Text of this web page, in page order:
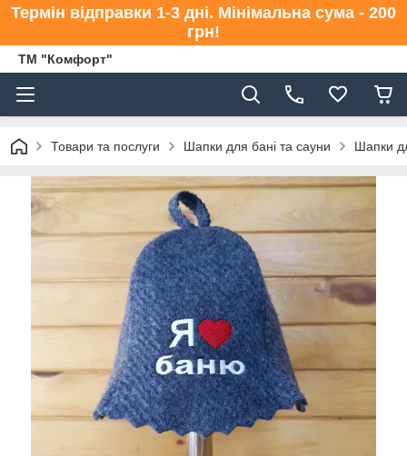
Термін відправки 1-3 дні. Мінімальна сума - 200
грн!
ТМ "Комфорт"
Товари та послуги Шапки для бані та сауни Шапки